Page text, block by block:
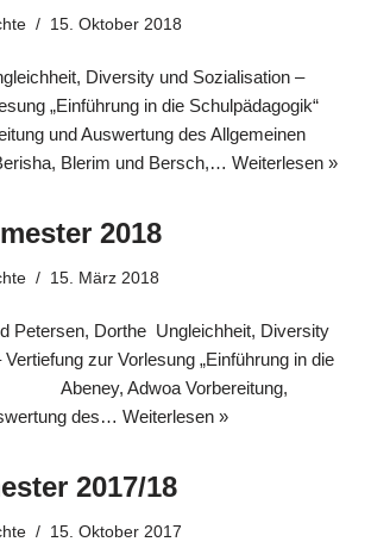
15. Oktober 2018
Diversity und Sozialisation –
„Einführung in die Schulpädagogik“
und Auswertung des Allgemeinen
Blerim und Bersch,… Weiterlesen »
2018
15. März 2018
Petersen, Dorthe Ungleichheit, Diversity
zur Vorlesung „Einführung in die
Abeney, Adwoa Vorbereitung,
des… Weiterlesen »
2017/18
15. Oktober 2017